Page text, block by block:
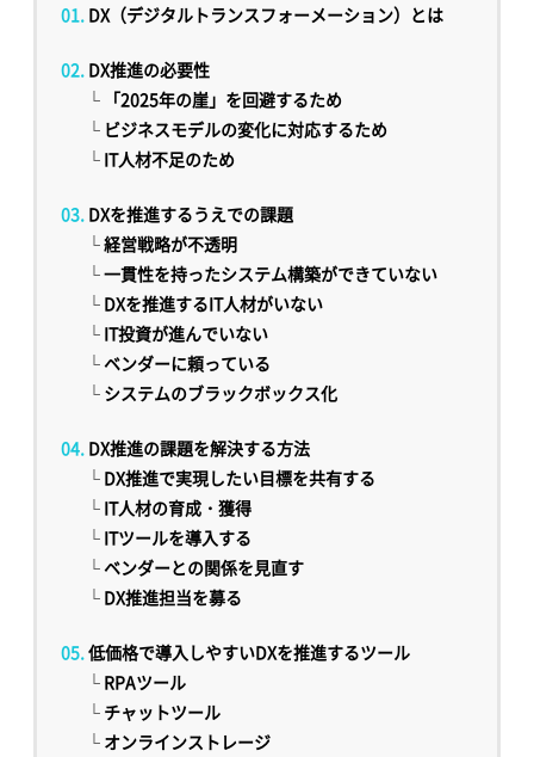
DX（デジタルトランスフォーメーション）とは
DX推進の必要性
└ 「2025年の崖」を回避するため
└ ビジネスモデルの変化に対応するため
└ IT人材不足のため
DXを推進するうえでの課題
└経営戦略が不透明
└一貫性を持ったシステム構築ができていない
└ DXを推進するIT人材がいない
└ IT投資が進んでいない
└ベンダーに頼っている
└ システムのブラックボックス化
DX推進の課題を解決する方法
└ DX推進で実現したい目標を共有する
└ IT人材の育成・獲得
└ ITツールを導入する
└ベンダーとの関係を見直す
└ DX推進担当を募る
低価格で導入しやすいDXを推進するツール
└ RPAツール
└ チャットツール
└ オンラインストレージ